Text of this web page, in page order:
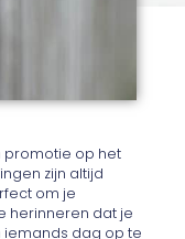
promotie op het
zijn altijd
om je
herinneren dat je
iemands dag op te